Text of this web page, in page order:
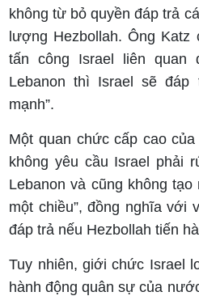
không từ bỏ quyền đáp trả
lượng Hezbollah. Ông Katz
tấn công Israel liên quan
Lebanon thì Israel sẽ đáp
mạnh”.
Một quan chức cấp cao
không yêu cầu Israel phải
Lebanon và cũng không tạo
một chiều”, đồng nghĩa với
đáp trả nếu Hezbollah tiến
Tuy nhiên, giới chức Israel
hành động quân sự của